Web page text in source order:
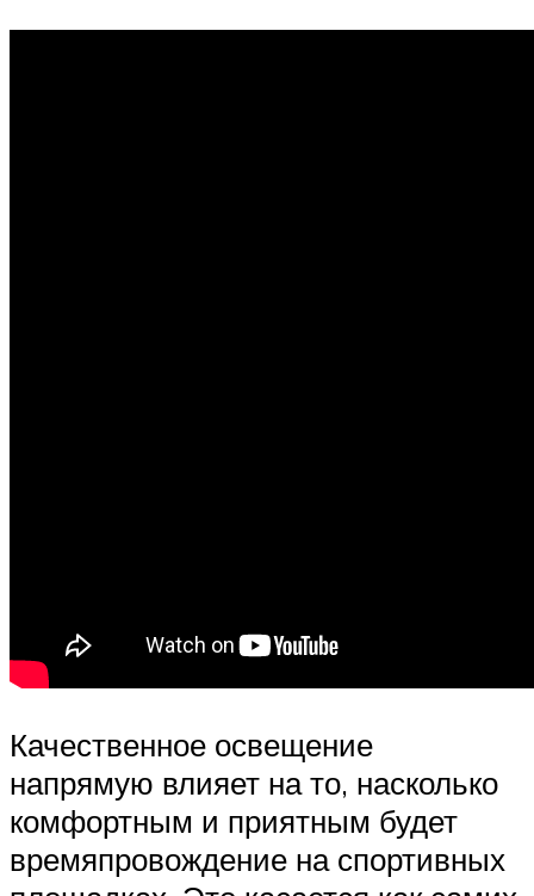
Качественное освещение
напрямую влияет на то, насколько
комфортным и приятным будет
времяпровождение на спортивных